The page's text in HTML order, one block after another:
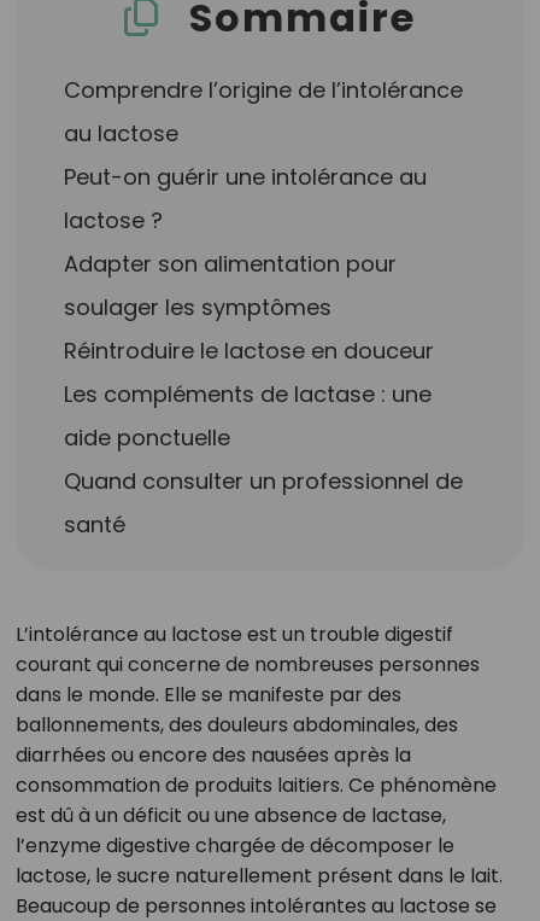
Sommaire
Comprendre l’origine de l’intolérance
au lactose
Peut-on guérir une intolérance au
lactose ?
Adapter son alimentation pour
soulager les symptômes
Réintroduire le lactose en douceur
Les compléments de lactase : une
aide ponctuelle
Quand consulter un professionnel de
santé
L’intolérance au lactose est un trouble digestif
courant qui concerne de nombreuses personnes
dans le monde. Elle se manifeste par des
ballonnements, des douleurs abdominales, des
diarrhées ou encore des nausées après la
consommation de produits laitiers. Ce phénomène
est dû à un déficit ou une absence de lactase,
l’enzyme digestive chargée de décomposer le
lactose, le sucre naturellement présent dans le lait.
Beaucoup de personnes intolérantes au lactose se